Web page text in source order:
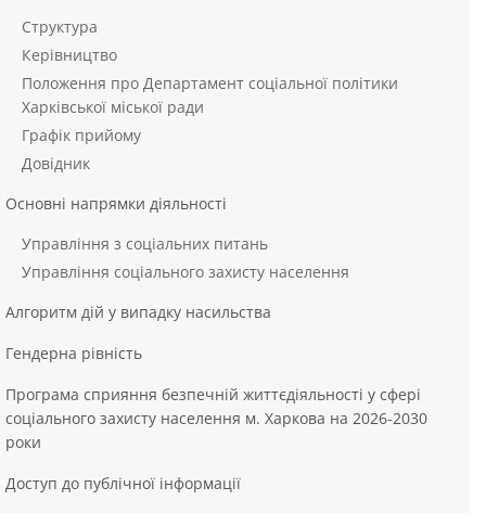
Структура
Керівництво
Положення про Департамент соціальної політики
Харківської міської ради
Графік прийому
Довідник
Основні напрямки діяльності
Управління з соціальних питань
Управління соціального захисту населення
Алгоритм дій у випадку насильства
Гендерна рівність
Програма сприяння безпечній життєдіяльності у сфері
соціального захисту населення м. Харкова на 2026-2030
роки
Доступ до публічної інформації